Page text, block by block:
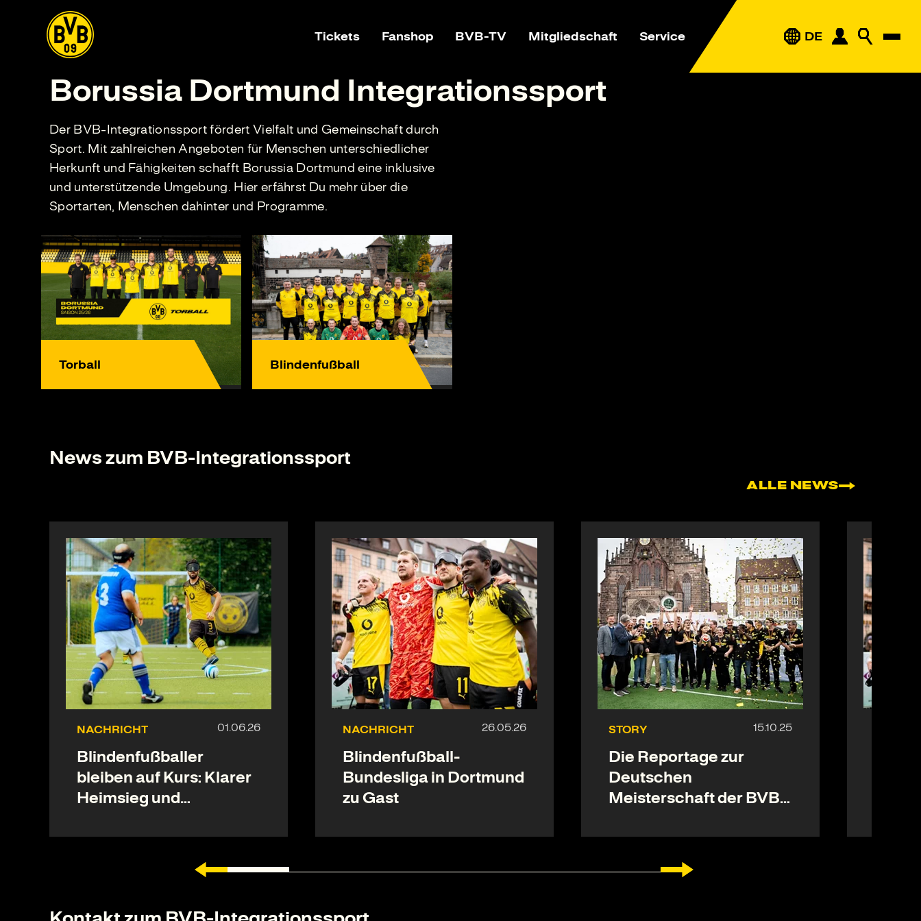
Tickets Fanshop BVB-TV Mitgliedschaft Service DE
Borussia Dortmund Integrationssport
Der BVB-Integrationssport fördert Vielfalt und Gemeinschaft durch
Sport. Mit zahlreichen Angeboten für Menschen unterschiedlicher
Herkunft und Fähigkeiten schafft Borussia Dortmund eine inklusive
und unterstützende Umgebung. Hier erfährst Du mehr über die
Sportarten, Menschen dahinter und Programme.
Torball Blindenfußball
News zum BVB-Integrationssport
ALLE NEWS
NACHRICHT
Blindenfußballer
bleiben auf Kurs: Klarer
Heimsieg und
Schalke
NACHRICHT
Blindenfußball-
Bundesliga in Dortmund
zu Gast
STORY
Die Reportage zur
Deutschen
Meisterschaft der BVB-